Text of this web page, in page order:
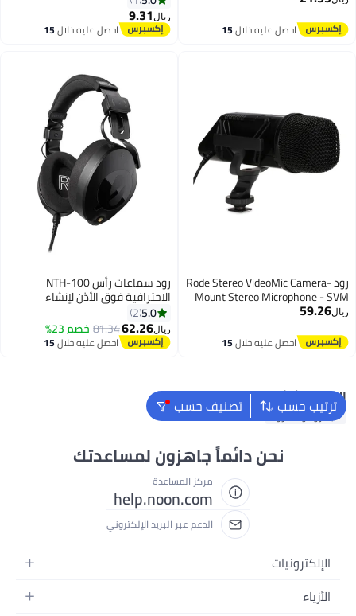
احصل عليه خلال15
ريال9.31
احصل عليه خلال15
رود Rode Stereo VideoMic Camera-
Mount Stereo Microphone - SVM
SVM black
ريال59.26
احصل عليه خلال15
رود سماعات رأس NTH-100
الاحترافية فوق الأذن لإنشاء
المحتوى وإنتاج الموسيقى والمزج
وتحرير الصوت والبودكاست
والتسجيل في المواقع
5.0
2
ريال62.26
81.34خصم 23%
احصل عليه خلال15
ترتيب حسب تصنيف حسب البحث الشائع
ميكروفونات رود
نحن دائماً جاهزون لمساعدتك
مركز المساعدة
help.noon.com
الدعم عبر البريد الإلكتروني
الإلكترونيات
الجوالات
الأزياء